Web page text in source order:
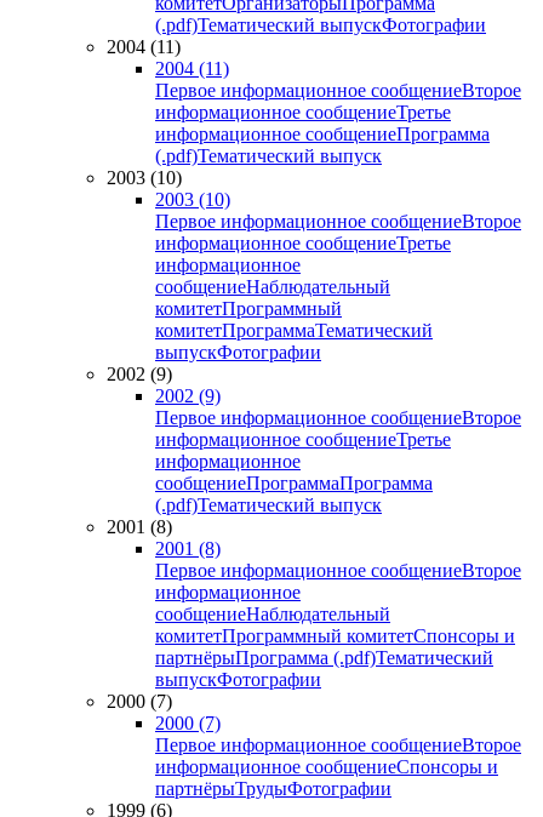
(.pdf)Тематический выпускФотографии
2004 (11)
2004 (11)
Первое информационное сообщениеВторое
информационное сообщениеТретье
информационное сообщениеПрограмма
(.pdf)Тематический выпуск
2003 (10)
2003 (10)
Первое информационное сообщениеВторое
информационное сообщениеТретье
информационное
сообщениеНаблюдательный
комитетПрограммный
комитетПрограммаТематический
выпускФотографии
2002 (9)
2002 (9)
Первое информационное сообщениеВторое
информационное сообщениеТретье
информационное
сообщениеПрограммаПрограмма
(.pdf)Тематический выпуск
2001 (8)
2001 (8)
Первое информационное сообщениеВторое
информационное
сообщениеНаблюдательный
комитетПрограммный комитетСпонсоры и
партнёрыПрограмма (.pdf)Тематический
выпускФотографии
2000 (7)
2000 (7)
Первое информационное сообщениеВторое
информационное сообщениеСпонсоры и
партнёрыТрудыФотографии
1999 (6)